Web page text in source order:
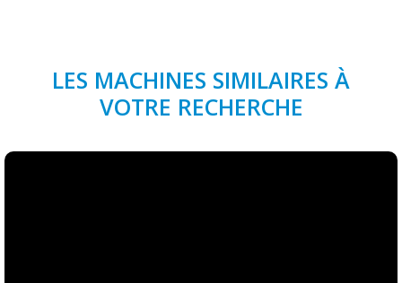
LES MACHINES SIMILAIRES À
VOTRE RECHERCHE